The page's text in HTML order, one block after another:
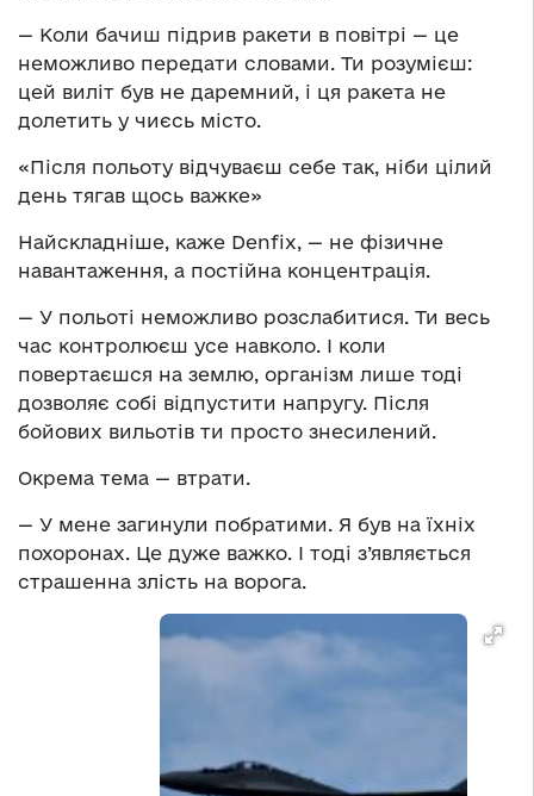
— Коли бачиш підрив ракети в повітрі — це
неможливо передати словами. Ти розумієш:
цей виліт був не даремний, і ця ракета не
долетить у чиєсь місто.
«Після польоту відчуваєш себе так, ніби цілий
день тягав щось важке»
Найскладніше, каже Denfix, — не фізичне
навантаження, а постійна концентрація.
— У польоті неможливо розслабитися. Ти весь
час контролюєш усе навколо. І коли
повертаєшся на землю, організм лише тоді
дозволяє собі відпустити напругу. Після
бойових вильотів ти просто знесилений.
Окрема тема — втрати.
— У мене загинули побратими. Я був на їхніх
похоронах. Це дуже важко. І тоді з’являється
страшенна злість на ворога.